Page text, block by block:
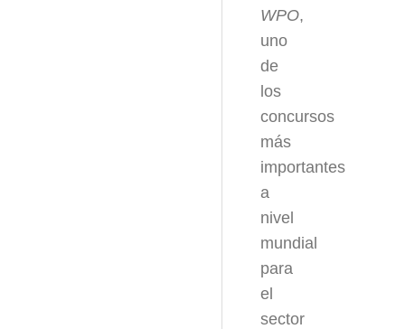
WPO,
uno
de
los
concursos
más
importantes
a
nivel
mundial
para
el
sector